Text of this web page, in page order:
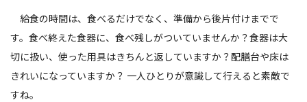
給食の時間は、食べるだけでなく、準備から後片付けまでで
す。食べ終えた食器に、食べ残しがついていませんか？食器は大
切に扱い、使った用具はきちんと返していますか？配膳台や床は
きれいになっていますか？ 一人ひとりが意識して行えると素敵で
すね。